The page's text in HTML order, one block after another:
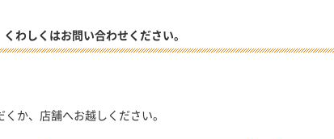
わしくはお問い合わせください。
か、店舗へお越しください。